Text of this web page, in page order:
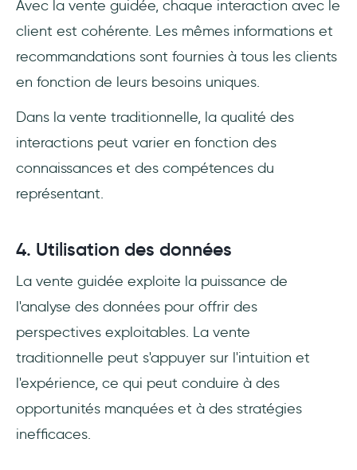
Avec la vente guidée, chaque interaction avec le
client est cohérente. Les mêmes informations et
recommandations sont fournies à tous les clients
en fonction de leurs besoins uniques.
Dans la vente traditionnelle, la qualité des
interactions peut varier en fonction des
connaissances et des compétences du
représentant.
4. Utilisation des données
La vente guidée exploite la puissance de
l'analyse des données pour offrir des
perspectives exploitables. La vente
traditionnelle peut s'appuyer sur l'intuition et
l'expérience, ce qui peut conduire à des
opportunités manquées et à des stratégies
inefficaces.